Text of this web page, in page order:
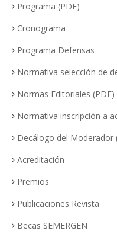
Programa (PDF)
Cronograma
Programa Defensas
Normativa selección de
Normas Editoriales (PDF)
Normativa inscripción a
Decálogo del Moderador
Acreditación
Premios
Publicaciones Revista
Becas SEMERGEN